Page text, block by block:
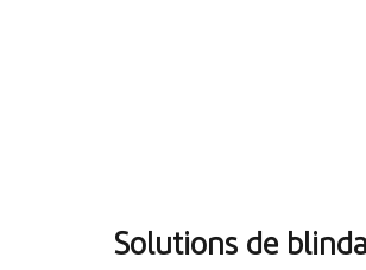
Solutions de